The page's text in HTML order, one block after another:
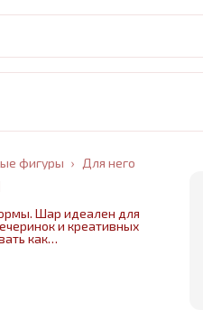
Для него
фигуры ›
Шар идеален для
и креативных
как
букете в
Изготовлен из
надувании
позволит шару не
в ненадутом